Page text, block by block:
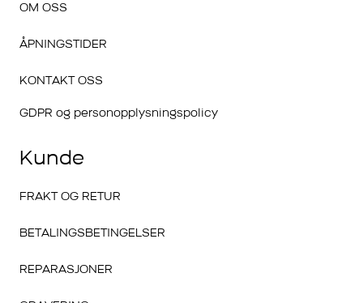
OM OSS
ÅPNINGSTIDER
KONTAKT OSS
GDPR og personopplysningspolicy
Kunde
FRAKT OG RETUR
BETALINGSBETINGELSER
REPARASJONER